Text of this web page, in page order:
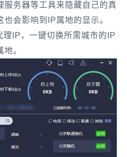
服务器等工具来隐藏自己的真
会影响到IP属地的显示。
理IP，一键切换所需城市的IP
。